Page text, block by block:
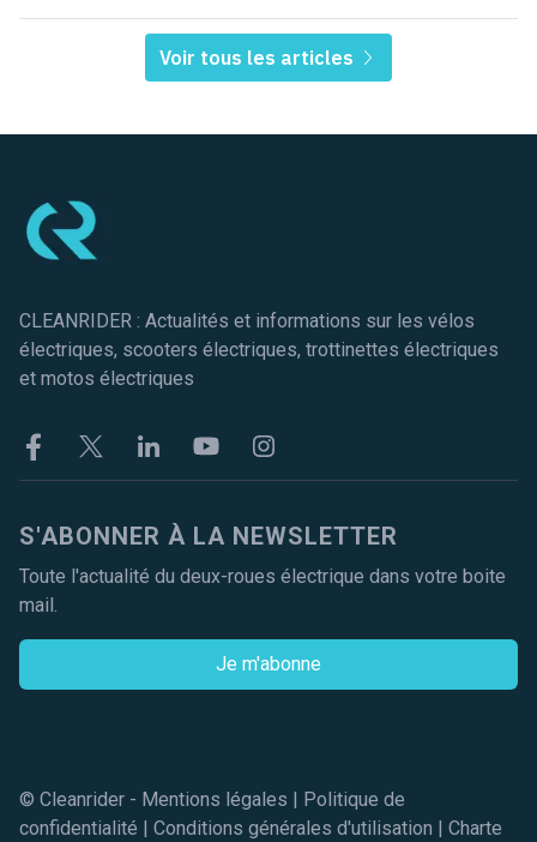
Voir tous les articles
CLEANRIDER : Actualités et informations sur les vélos
électriques, scooters électriques, trottinettes électriques
et motos électriques
FacebookTwitter LinkekinYoutubeInstagram
S'ABONNER À LA NEWSLETTER
Toute l'actualité du deux-roues électrique dans votre boite
mail.
Je m'abonne
© Cleanrider - Mentions légales
Politique de
confidentialité
Conditions générales d'utilisation Charte